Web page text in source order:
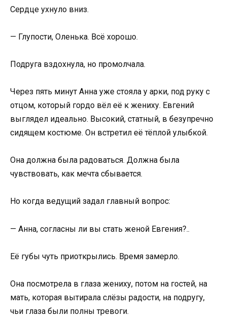
Сердце ухнуло вниз.
— Глупости, Оленька. Всё хорошо.
Подруга вздохнула, но промолчала.
Через пять минут Анна уже стояла у арки, под руку с
отцом, который гордо вёл её к жениху. Евгений
выглядел идеально. Высокий, статный, в безупречно
сидящем костюме. Он встретил её тёплой улыбкой.
Она должна была радоваться. Должна была
чувствовать, как мечта сбывается.
Но когда ведущий задал главный вопрос:
— Анна, согласны ли вы стать женой Евгения?..
Её губы чуть приоткрылись. Время замерло.
Она посмотрела в глаза жениху, потом на гостей, на
мать, которая вытирала слёзы радости, на подругу,
чьи глаза были полны тревоги.